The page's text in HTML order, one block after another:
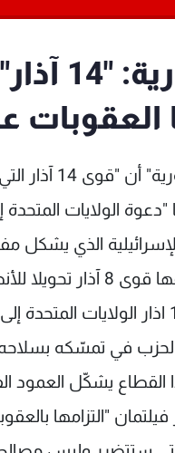
العقوبات
علمت
"دعوة الولايات
الذي يشكل
عن سلاح "حزب الله".
ودعت قوى 14 اذار
في تمسّكه
يشكّل العمود
14 اذار فيلتمان